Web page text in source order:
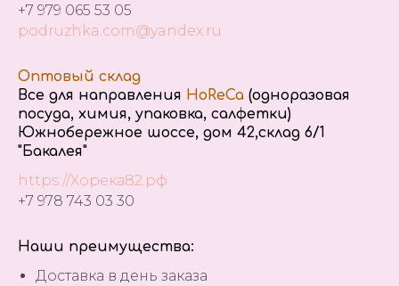
+7 979 065 53 05
podruzhka.com@yandex.ru
Оптовый склад
Все для направления HoReCa (одноразовая
посуда, химия, упаковка, салфетки)
Южнобережное шоссе, дом 42,склад 6/1
"Бакалея"
https://Хорека82.рф
+7 978 743 03 30
Наши преимущества:
Доставка в день заказа